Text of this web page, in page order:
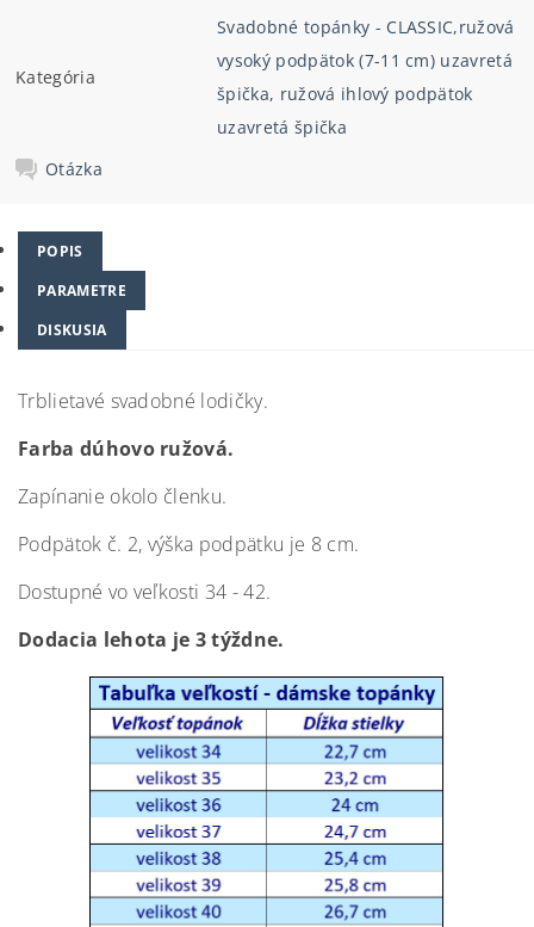
Kategória
Svadobné topánky - CLASSIC,ružová
vysoký podpätok (7-11 cm) uzavretá
špička, ružová ihlový podpätok
uzavretá špička
Otázka
POPIS
PARAMETRE
DISKUSIA
Trblietavé svadobné lodičky.
Farba dúhovo ružová.
Zapínanie okolo členku.
Podpätok č. 2, výška podpätku je 8 cm.
Dostupné vo veľkosti 34 - 42.
Dodacia lehota je 3 týždne.